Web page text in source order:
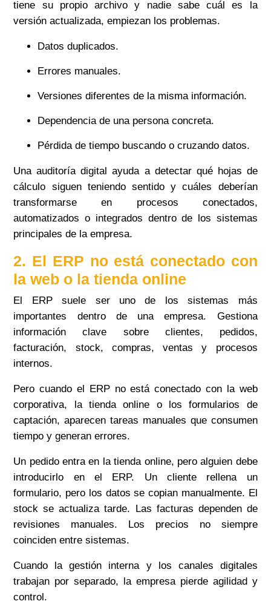
tiene su propio archivo y nadie sabe cuál es la
versión actualizada, empiezan los problemas.
Datos duplicados.
Errores manuales.
Versiones diferentes de la misma información.
Dependencia de una persona concreta.
Pérdida de tiempo buscando o cruzando datos.
Una auditoría digital ayuda a detectar qué hojas de
cálculo siguen teniendo sentido y cuáles deberían
transformarse en procesos conectados,
automatizados o integrados dentro de los sistemas
principales de la empresa.
2. El ERP no está conectado con
la web o la tienda online
El ERP suele ser uno de los sistemas más
importantes dentro de una empresa. Gestiona
información clave sobre clientes, pedidos,
facturación, stock, compras, ventas y procesos
internos.
Pero cuando el ERP no está conectado con la web
corporativa, la tienda online o los formularios de
captación, aparecen tareas manuales que consumen
tiempo y generan errores.
Un pedido entra en la tienda online, pero alguien debe
introducirlo en el ERP. Un cliente rellena un
formulario, pero los datos se copian manualmente. El
stock se actualiza tarde. Las facturas dependen de
revisiones manuales. Los precios no siempre
coinciden entre sistemas.
Cuando la gestión interna y los canales digitales
trabajan por separado, la empresa pierde agilidad y
control.